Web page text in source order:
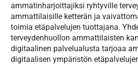
ammatinharjoittajiksi ryhtyville
ammattilaisille ketterän ja
toimia etäpalvelujen tuottajana.
terveydenhuollon ammattilaisten
digitaalinen palvelualusta tarjoaa
digitaalisen ympäristön